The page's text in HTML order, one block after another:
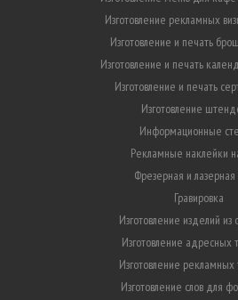
Изготовление рекламных
Изготовление и печать
Изготовление и печать
Изготовление и печать
Изготовление
Информационные
Рекламные наклейки
Фрезерная и лазерная
Гравировка
Изготовление изделий из
Изготовление адресных
Изготовление рекламных
Изготовление слов для